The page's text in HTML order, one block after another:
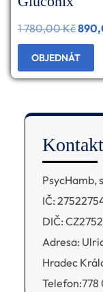
1 780,00Kč
cena
byla:
OBJEDNÁT
PsycHamb,
IČ:
DIČ:
Adresa:
Hradec